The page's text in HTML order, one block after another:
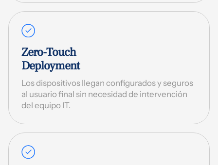
Zero-Touch
Deployment
Los dispositivos llegan configurados y seguros
al usuario final sin necesidad de intervención
del equipo IT.